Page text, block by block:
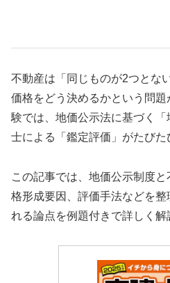
不動産は「同じものが2つとな
価格をどう決めるかという問
験では、地価公示法に基づく
士による「鑑定評価」がたびた
この記事では、地価公示制度
格形成要因、評価手法などを
れる論点を例題付きで詳しく解